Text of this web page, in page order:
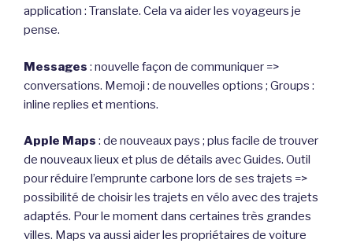
application : Translate. Cela va aider les voyageurs je
pense.
Messages : nouvelle façon de communiquer =>
conversations. Memoji : de nouvelles options ; Groups :
inline replies et mentions.
Apple Maps : de nouveaux pays ; plus facile de trouver
de nouveaux lieux et plus de détails avec Guides. Outil
pour réduire l’emprunte carbone lors de ses trajets =>
possibilité de choisir les trajets en vélo avec des trajets
adaptés. Pour le moment dans certaines très grandes
villes. Maps va aussi aider les propriétaires de voiture